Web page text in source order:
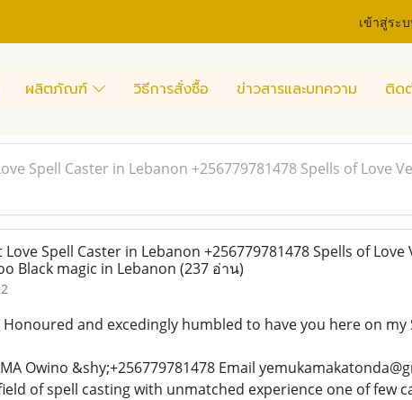
เข้าสู่ระ
ผลิตภัณฑ์ วิธีการสั่งซื้อ ข่าวสารและบทความ ติด
Spell Caster in Lebanon +256779781478 Spells of Love
Love Spell Caster in Lebanon +256779781478 Spells of Love
Black magic in Lebanon (237 อ่าน)
and excedingly humbled to have you here on my
Owino &shy;+256779781478 Email
of spell casting with unmatched experience one of few